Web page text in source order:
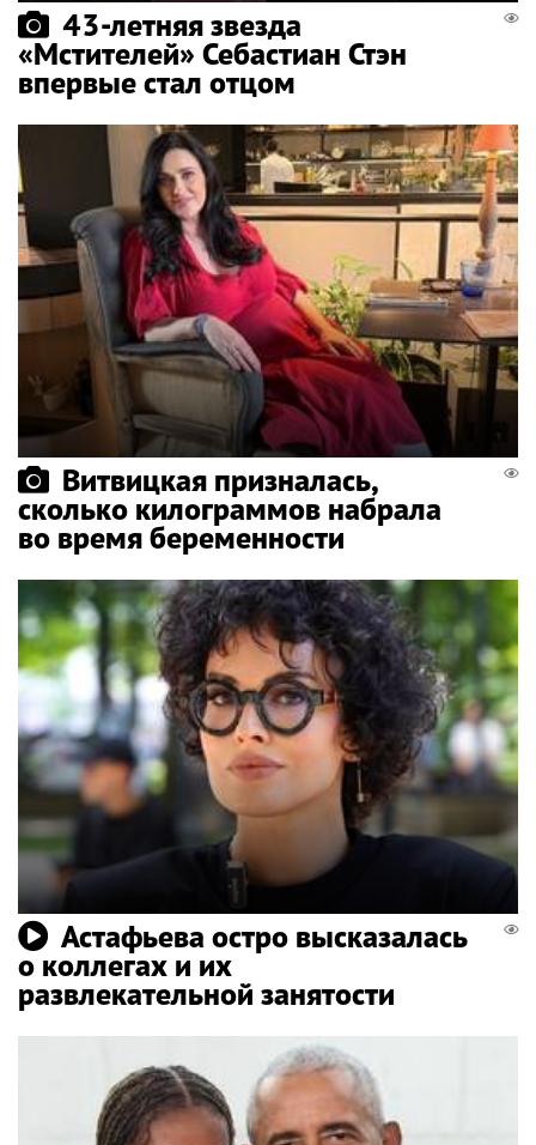
43-летняя звезда
«Мстителей» Себастиан Стэн
впервые стал отцом
Витвицкая призналась,
сколько килограммов набрала
во время беременности
Астафьева остро высказалась
о коллегах и их
развлекательной занятости